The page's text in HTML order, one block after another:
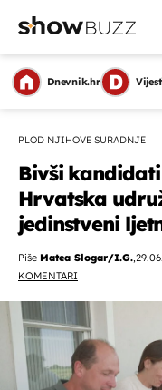
Dnevnik.hr
PLOD NJIHOVE SURADNJE
Bivši
Hrvatska
jedinstveni
Piše Matea Slogar/I.G.,
KOMENTARI